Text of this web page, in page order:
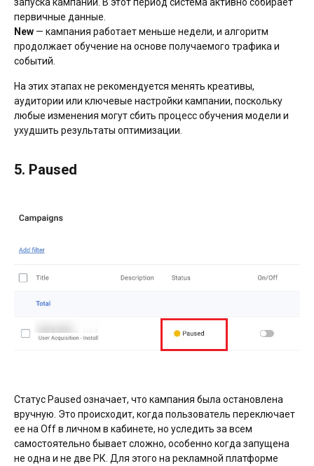
первичные данные.
New — кампания работает меньше недели, и алгоритм
продолжает обучение на основе получаемого трафика и
событий.
На этих этапах не рекомендуется менять креативы,
аудитории или ключевые настройки кампании, поскольку
любые изменения могут сбить процесс обучения модели и
ухудшить результаты оптимизации.
5. Paused
Статус Paused означает, что кампания была остановлена
вручную. Это происходит, когда пользователь переключает
ее на Off в личном в кабинете, но уследить за всем
самостоятельно бывает сложно, особенно когда запущена
не одна и не две РК. Для этого на рекламной платформе